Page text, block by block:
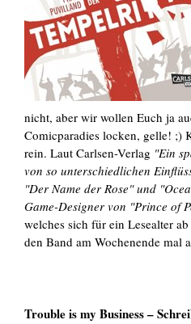
nicht, aber wir wollen Euch ja
Comicparadies locken, gelle! ;)
rein. Laut Carlsen-Verlag "Ein
von so unterschiedlichen
"Der Name der Rose" und
Game-Designer von "Prince of
welches sich für ein Lesealter
den Band am Wochenende mal
Trouble is my Business –